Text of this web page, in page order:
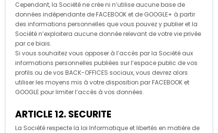
Cependant, la Société ne crée ni n’utilise aucune base de
données indépendante de FACEBOOK et de GOOGLE+ à partir
des informations personnelles que vous pouvez y publier et la
Société n’exploitera aucune donnée relevant de votre vie privée
par ce biais.
Si vous souhaitez vous opposer à l’accès par la Société aux
informations personnelles publiées sur l’espace public de vos
profils ou de vos BACK-OFFICES sociaux, vous devrez alors
utiliser les moyens mis à votre disposition par FACEBOOK et
GOOGLE pour limiter l’accès à vos données.
ARTICLE 12. SECURITE
La Société respecte la loi Informatique et libertés en matière de